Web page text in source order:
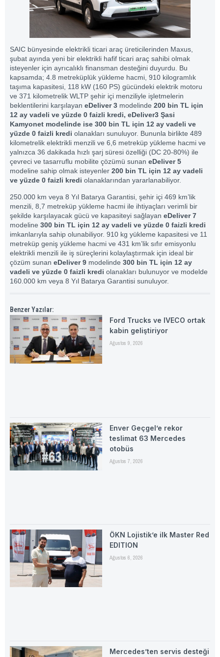
SAIC bünyesinde elektrikli ticari araç üreticilerinden Maxus,
şubat ayında yeni bir elektrikli hafif ticari araç sahibi olmak
isteyenler için ayrıcalıklı finansman desteğini duyurdu. Bu
kapsamda; 4.8 metreküplük yükleme hacmi, 910 kilogramlık
taşıma kapasitesi, 118 kW (160 PS) gücündeki elektrik motoru
ve 371 kilometrelik WLTP şehir içi menziliyle işletmelerin
beklentilerini karşılayan eDeliver 3 modelinde 200 bin TL için
12 ay vadeli ve yüzde 0 faizli kredi, eDeliver3 Şasi
Kamyonet modelinde ise 300 bin TL için 12 ay vadeli ve
yüzde 0 faizli kredi olanakları sunuluyor. Bununla birlikte 489
kilometrelik elektrikli menzili ve 6,6 metreküp yükleme hacmi ve
yalnızca 36 dakikada hızlı şarj süresi özelliği (DC 20-80%) ile
çevreci ve tasarruflu mobilite çözümü sunan eDeliver 5
modeline sahip olmak isteyenler 200 bin TL için 12 ay vadeli
ve yüzde 0 faizli kredi olanaklarından yararlanabiliyor.
250.000 km veya 8 Yıl Batarya Garantisi, şehir içi 469 km’lik
menzili, 8,7 metreküp yükleme hacmi ile ihtiyaçları verimli bir
şekilde karşılayacak gücü ve kapasiteyi sağlayan eDeliver 7
modeline 300 bin TL için 12 ay vadeli ve yüzde 0 faizli kredi
imkanlarıyla sahip olunabiliyor. 910 kg yükleme kapasitesi ve 11
metreküp geniş yükleme hacmi ve 431 km’lik sıfır emisyonlu
elektrikli menzili ile iş süreçlerini kolaylaştırmak için ideal bir
çözüm sunan eDeliver 9 modelinde 300 bin TL için 12 ay
vadeli ve yüzde 0 faizli kredi olanakları bulunuyor ve modelde
160.000 km veya 8 Yıl Batarya Garantisi sunuluyor.
Benzer Yazılar:
Ford Trucks ve IVECO ortak
kabin geliştiriyor
Ağustos 9, 2026
Enver Geçgel’e rekor
teslimat 63 Mercedes
otobüs
Ağustos 7, 2026
ÖKN Lojistik’e ilk Master Red
EDITION
Ağustos 6, 2026
Mercedes’ten servis desteği